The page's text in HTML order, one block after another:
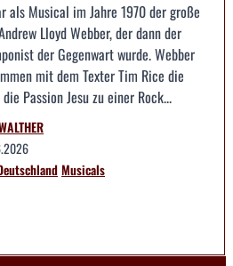
als Musical im Jahre 1970 der große
Lloyd Webber, der dann der
der Gegenwart wurde. Webber
mit dem Texter Tim Rice die
Passion Jesu zu einer Rock...
Musicals